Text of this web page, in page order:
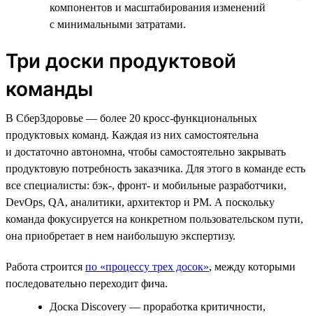
компонентов и масштабирования изменений
с минимальными затратами.
Три доски продуктовой
команды
В СберЗдоровье — более 20 кросс-функциональных
продуктовых команд. Каждая из них самостоятельна
и достаточно автономна, чтобы самостоятельно закрывать
продуктовую потребность заказчика. Для этого в команде есть
все специалисты: бэк-, фронт- и мобильные разработчики,
DevOps, QA, аналитики, архитектор и PM. А поскольку
команда фокусируется на конкретном пользовательском пути,
она приобретает в нем наибольшую экспертизу.
Работа строится по «процессу трех досок», между которыми
последовательно переходит фича.
Доска Discovery — проработка критичности,